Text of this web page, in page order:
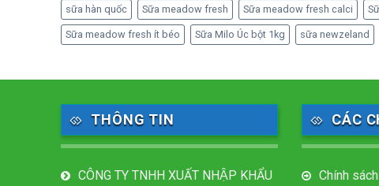
sữa hàn quốc Sữa meadow fresh Sữa meadow fresh calci
Sữa meadow fresh ít béo Sữa Milo Úc bột 1kg sữa newzeland
THÔNG TIN
CÔNG TY TNHH XUẤT NHẬP KHẨU
CÁC
Chính